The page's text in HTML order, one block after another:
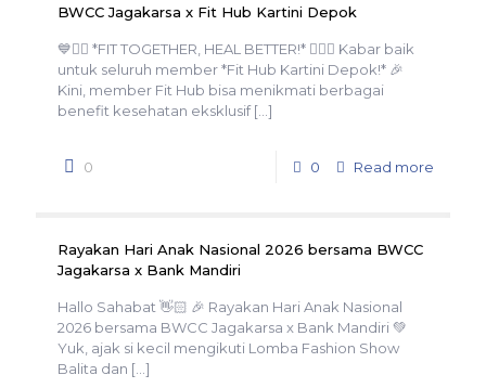
BWCC Jagakarsa x Fit Hub Kartini Depok
💙🏋️‍♀️ *FIT TOGETHER, HEAL BETTER!* 🏋️‍♂️💙 Kabar baik
untuk seluruh member *Fit Hub Kartini Depok!* 🎉
Kini, member Fit Hub bisa menikmati berbagai
benefit kesehatan eksklusif[…]
0 0 Read more
Rayakan Hari Anak Nasional 2026 bersama BWCC
Jagakarsa x Bank Mandiri
Hallo Sahabat 👋🏻 🎉 Rayakan Hari Anak Nasional
2026 bersama BWCC Jagakarsa x Bank Mandiri 💚
Yuk, ajak si kecil mengikuti Lomba Fashion Show
Balita dan […]